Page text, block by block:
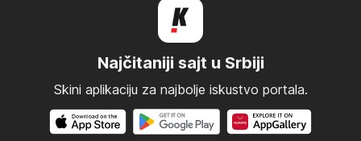
Najčitaniji sajt u Srbiji
Skini aplikaciju za najbolje iskustvo portala.